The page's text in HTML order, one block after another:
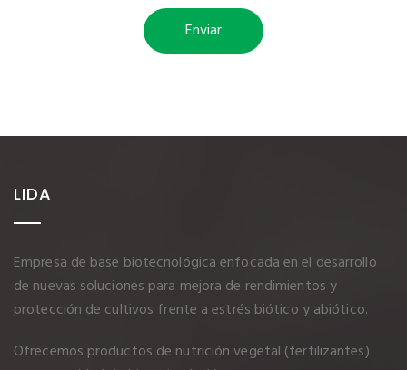
LIDA
Empresa de base biotecnológica enfocada en el desarrollo
de nuevas soluciones para mejora de rendimientos y
protección de cultivos frente a estrés biótico y abiótico.
Ofrecemos productos de nutrición vegetal (fertilizantes)